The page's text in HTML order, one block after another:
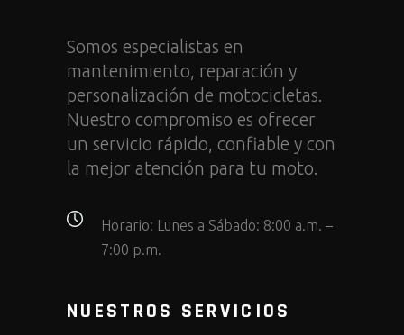
Somos especialistas en
mantenimiento, reparación y
personalización de motocicletas.
Nuestro compromiso es ofrecer
un servicio rápido, confiable y con
la mejor atención para tu moto.
Horario: Lunes a Sábado: 8:00 a.m. –
7:00 p.m.
NUESTROS SERVICIOS